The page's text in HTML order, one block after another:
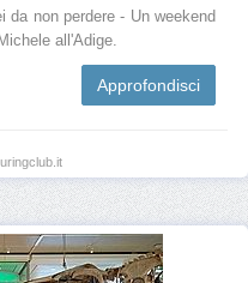
da non perdere - Un weekend
all'Adige.
Approfondisci